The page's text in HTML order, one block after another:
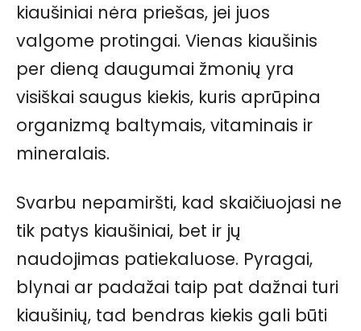
kiaušiniai nėra priešas, jei juos
valgome protingai. Vienas kiaušinis
per dieną daugumai žmonių yra
visiškai saugus kiekis, kuris aprūpina
organizmą baltymais, vitaminais ir
mineralais.
Svarbu nepamiršti, kad skaičiuojasi ne
tik patys kiaušiniai, bet ir jų
naudojimas patiekaluose. Pyragai,
blynai ar padažai taip pat dažnai turi
kiaušinių, tad bendras kiekis gali būti